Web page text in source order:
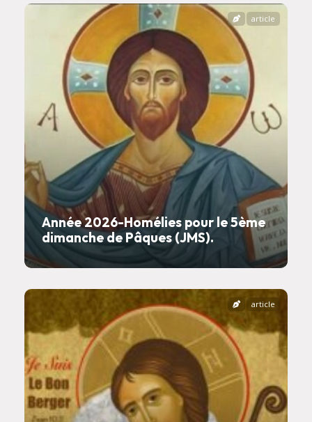
Année 2026-Homélies pour le 5ème
dimanche de Pâques (JMS).
article
article